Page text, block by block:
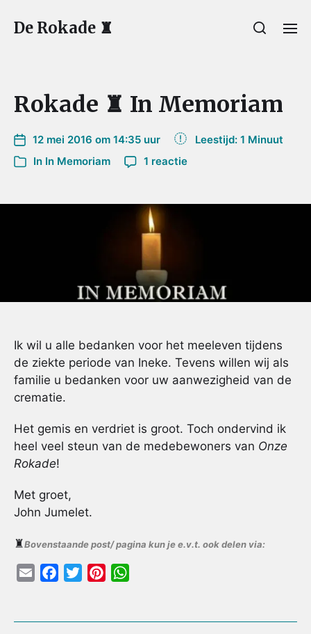
De Rokade ♜
Rokade ♜ In Memoriam
12 mei 2016 om 14:35 uur
Leestijd: 1 Minuut
In In Memoriam 1 reactie
Ik wil u alle bedanken voor het meeleven tijdens
de ziekte periode van Ineke. Tevens willen wij als
familie u bedanken voor uw aanwezigheid van de
crematie.
Het gemis en verdriet is groot. Toch ondervind ik
heel veel steun van de medebewoners van Onze
Rokade!
Met groet,
John Jumelet.
♜Bovenstaande post/ pagina kun je e.v.t. ook delen via: